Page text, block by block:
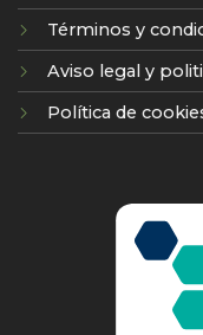
Términos y
Aviso legal y
Política de